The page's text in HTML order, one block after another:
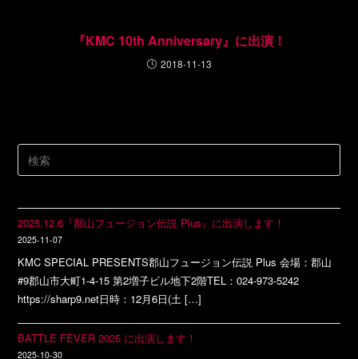
『KMC 10th Anniversary』に出演！
2018-11-13
2025.12.6『郡山フュージョン伝説 Plus』に出演します！
2025-11-07
KMC SPECIAL PRESENTS郡山フュージョン伝説 Plus 会場：郡山
#9郡山市大町1-4-15 第2増子ビル地下2階TEL：024-973-5242
https://sharp9.net日時：12月6日(土 […]
BATTLE FEVER 2025 に出演します！
2025-10-30